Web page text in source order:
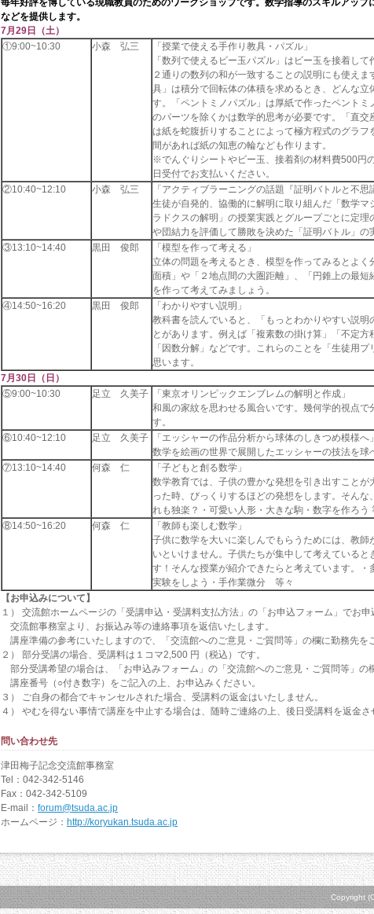
毎年好評を博している現職教員のためのワークショップです。数学指導のスキルアップ
などを提供します。
7月29日（土）
①9:00~10:30
小森 弘三
「授業で使える手作り教具・パズル」
「数列で使えるビー玉パズル」はビー玉を接着して
２通りの数列の和が一致することの説明にも使え
具」は積分で回転体の体積を求めるとき、どんな立
す。「ペントミノパズル」は厚紙で作ったペント
のパーツを除くかは数学的思考が必要です。「直交
は紙を蛇腹折りすることによって極方程式のグラ
間があれば紙の知恵の輪なども作ります。
※でんぐりシートやビー玉、接着剤の材料費500円
日受付でお支払いください。
②10:40~12:10
小森 弘三
「アクティブラーニングの話題『証明バトルと不思
生徒が自発的、協働的に解明に取り組んだ「数学
ラドクスの解明」の授業実践とグループごとに定
や団結力を評価して勝敗を決めた「証明バトル」の
③13:10~14:40
黒田 俊郎
「模型を作って考える」
立体の問題を考えるとき、模型を作ってみるとよ
面積」や「２地点間の大圏距離」、「円錐上の最短
を作って考えてみましょう。
④14:50~16:20
黒田 俊郎
「わかりやすい説明」
教科書を読んでいると、「もっとわかりやすい説
とがあります。例えば「複素数の掛け算」「不定方
「因数分解」などです。これらのことを「生徒用
思います。
7月30日（日）
⑤9:00~10:30
足立 久美子
「東京オリンピックエンブレムの解明と作成」
和風の家紋を思わせる風合いです。幾何学的視点で
す。
⑥10:40~12:10
足立 久美子
「エッシャーの作品分析から球体のしきつめ模様へ」
数学を絵画の世界で展開したエッシャーの技法を球
⑦13:10~14:40
何森 仁
「子どもと創る数学」
数学教育では、子供の豊かな発想を引き出すことが
った時、びっくりするほどの発想をします。そんな
れも独楽？・可愛い人形・大きな駒・数字を作ろう
⑧14:50~16:20
何森 仁
「教師も楽しむ数学」
子供に数学を大いに楽しんでもらうためには、教師
いといけません。子供たちが集中して考えていると
す！そんな授業が紹介できたらと考えています。・
実験をしよう・手作業微分 等々
【お申込みについて】
１） 交流館ホームページの「受講申込・受講料支払方法」の「お申込フォーム」でお申
交流館事務室より、お振込み等の連絡事項を返信いたします。
講座準備の参考にいたしますので、「交流館へのご意見・ご質問等」の欄に勤務先を
２） 部分受講の場合、受講料は１コマ2,500 円（税込）です。
部分受講希望の場合は、「お申込みフォーム」の「交流館へのご意見・ご質問等」の
講座番号（○付き数字）をご記入の上、お申込みください。
３） ご自身の都合でキャンセルされた場合、受講料の返金はいたしません。
４） やむを得ない事情で講座を中止する場合は、随時ご連絡の上、後日受講料を返金さ
問い合わせ先
津田梅子記念交流館事務室
Tel：042-342-5146
Fax：042-342-5109
E-mail： forum@tsuda.ac.jp
ホームページ： http://koryukan.tsuda.ac.jp
Copyright